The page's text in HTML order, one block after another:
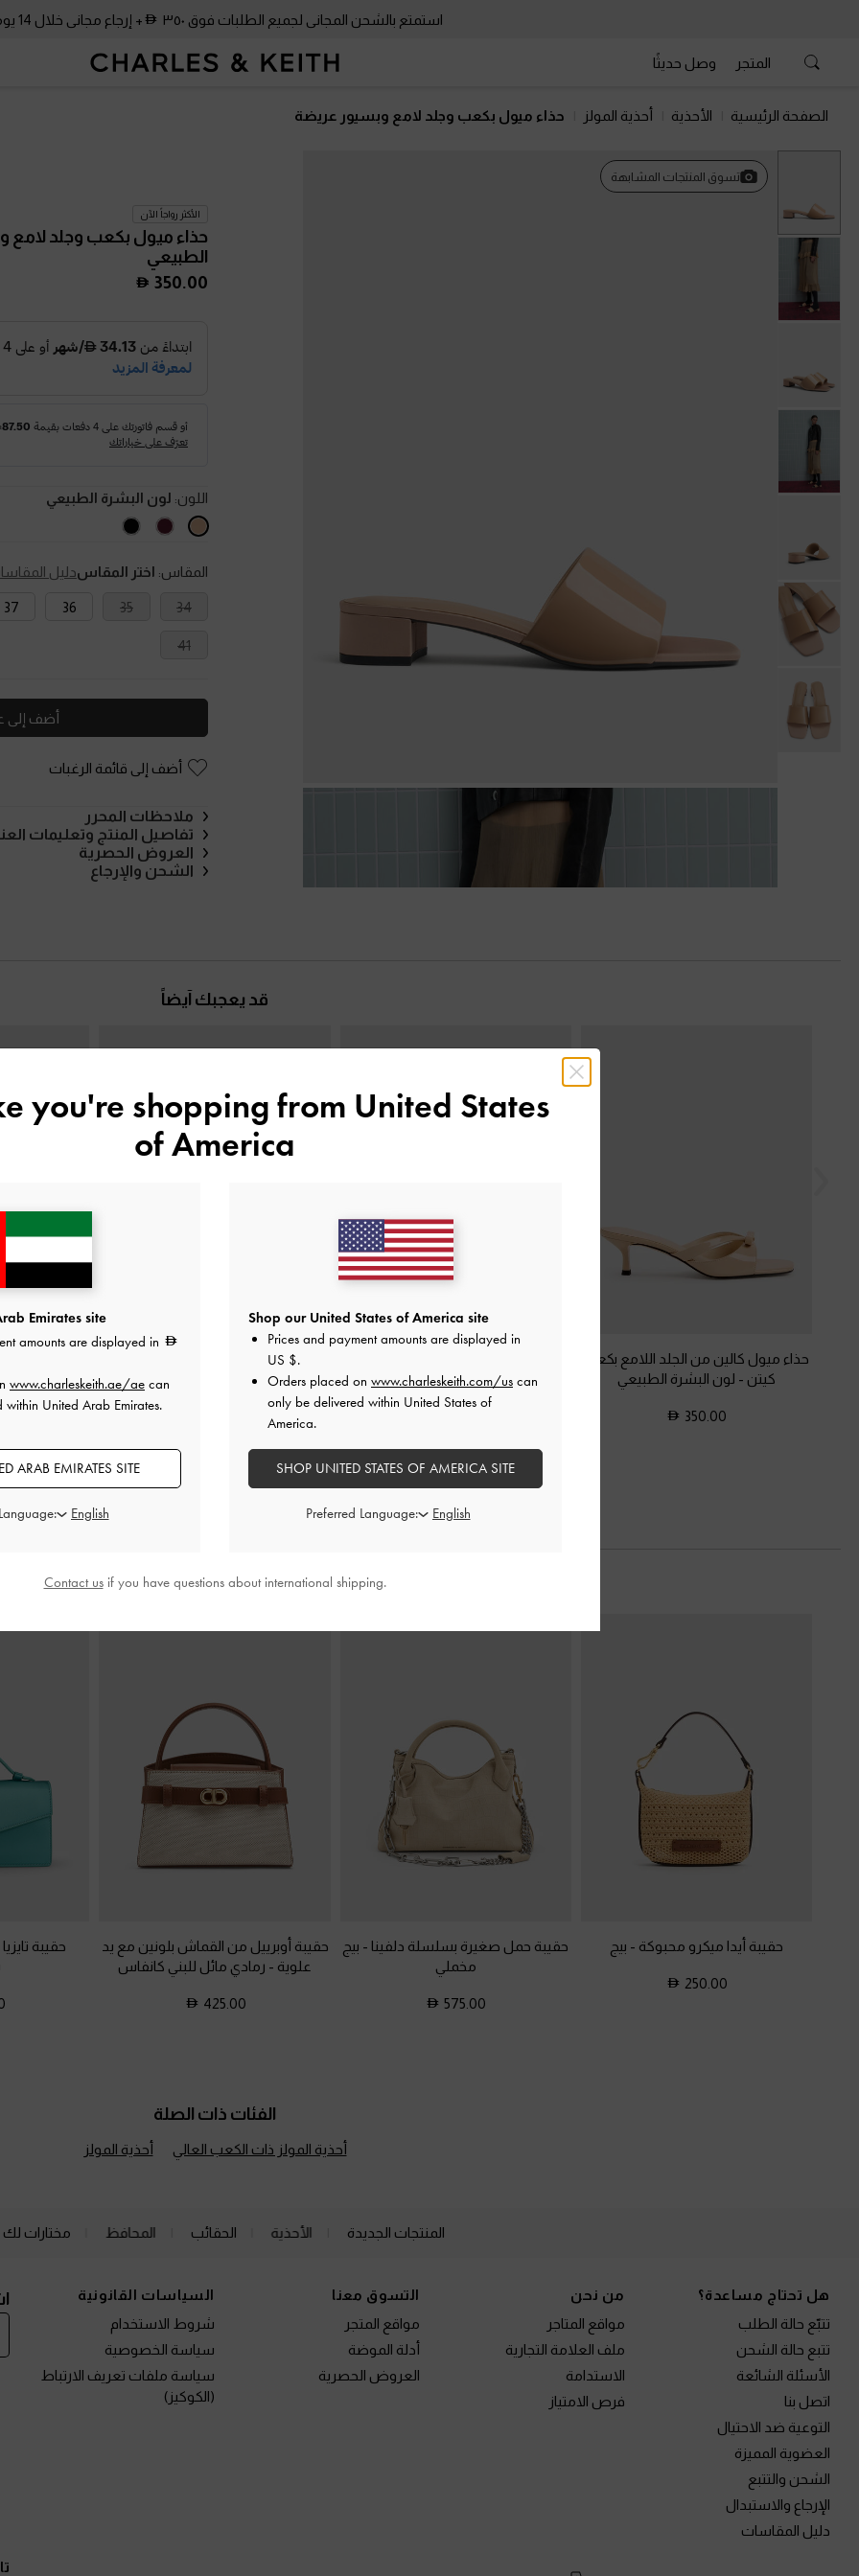
استمتع بالشحن المجاني لجميع الطلبات فوق ٣٥٠ + إرجاع مجاني خلال 14 يومًا!
المتجر وصل حديثًا
الصفحة الرئيسية الأحذية أحذية المولز حذاء ميول بكعب وجلد لامع وبسيور عريضة
تسوق المنتجات المشابهة
الأكثر رواجاً الآن
حذاء ميول بكعب وجلد لامع
الطبيعي
350.00
اللون: لون البشرة الطبيعي
المقاس: اختر المقاسدليل
34
35
36
37
41
أضف إلى
أضف إلى قائمة الرغبات
ملاحظات المحرر
تفاصيل المنتج وتعليمات
العروض الحصرية
الشحن والإرجاع
قد يعجبك آيضاً
حذاء ميول كالين من الجلد اللامع بكعب
كيتن - لون البشرة الطبيعي
350.00
لون البشرة الطبيعي
حذاء كعب ماري جين بكعب رفيع
ومقدمة مدببة
لون البشرة الطبيعي
ارتديه مع
حقيبة أيدا ميكرو محبوكة - بيج
250.00
حقيبة حمل صغيرة بسلسلة دلفينا - بيج
مخملي
575.00
حقيبة أوبرييل من القماش بلونين مع يد
علوية - رمادي مائل للبني كانفاس
425.00
حقيبة
الفئات ذات الصلة
أحذية المولز ذات الكعب العالي أحذية المولز
المنتجات الجديدة الأحذية الحقائب المحافظ مختارات لك
هل تحتاج مساعدة؟
تتبّع حالة الطلب
تتبع حالة الشحن
الأسئلة الشائعة
اتصل بنا
التوعية ضد الاحتيال
العضوية المميزة
الشحن والتتبع
الإرجاع والاستبدال
دليل المقاسات
من نحن
مواقع المتاجر
ملف العلامة التجارية
الاستدامة
فرص الامتياز
التسوق معنا
مواقع المتجر
أدلة الموضة
العروض الحصرية
السياسات القانونية
شروط الاستخدام
سياسة الخصوصية
سياسة ملفات تعريف الارتباط
(الكوكيز)
you're shopping from United States
of America
Emirates site
amounts are displayed in
www.charleskeith.ae/ae can
United Arab Emirates.
ARAB EMIRATES SITE
Shop our United States of America site
Prices and payment amounts are displayed in
US $.
Orders placed on www.charleskeith.com/us can
only be delivered within United States of
America.
SHOP UNITED STATES OF AMERICA SITE
Preferred Language:
Contact usif you have questions about international shipping.